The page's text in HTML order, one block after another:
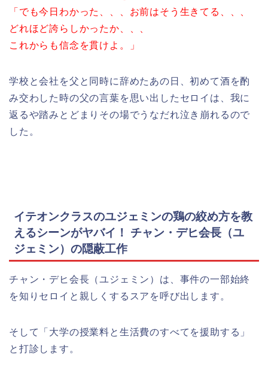
「でも今日わかった、、、お前はそう生きてる、、、
どれほど誇らしかったか、、、
これからも信念を貫けよ。」
学校と会社を父と同時に辞めたあの日、初めて酒を酌
み交わした時の父の言葉を思い出したセロイは、我に
返るや踏みとどまりその場でうなだれ泣き崩れるので
した。
イテオンクラスのユジェミンの鶏の絞め方を教
えるシーンがヤバイ！ チャン・デヒ会長（ユ
ジェミン）の隠蔽工作
チャン・デヒ会長（ユジェミン）は、事件の一部始終
を知りセロイと親しくするスアを呼び出します。
そして「大学の授業料と生活費のすべてを援助する」
と打診します。